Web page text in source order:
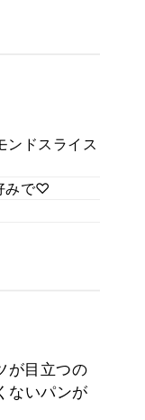
ンドスライス
みで♡
が目立つの
ないパンが